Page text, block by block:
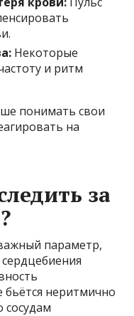
Некоторые
и ритм
понимать свои
на
за
параметр,
бьётся неритмично
сосудам